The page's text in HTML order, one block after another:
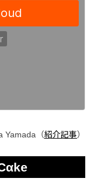
Yamada（紹介記事）